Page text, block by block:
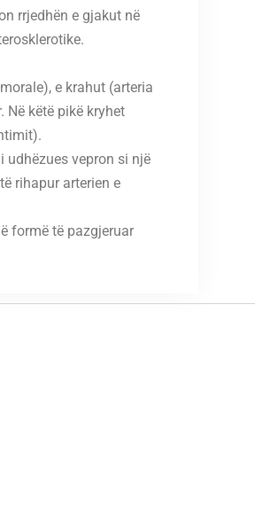
rrjedhën e gjakut në
e krahut (arteria
Në këtë pikë kryhet
udhëzues vepron si një
rihapur arterien e
formë të pazgjeruar